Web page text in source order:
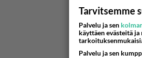
ja
on
Tarvitsemme
Palvelu ja sen
käyttäen evästeitä
Palvelu ja sen